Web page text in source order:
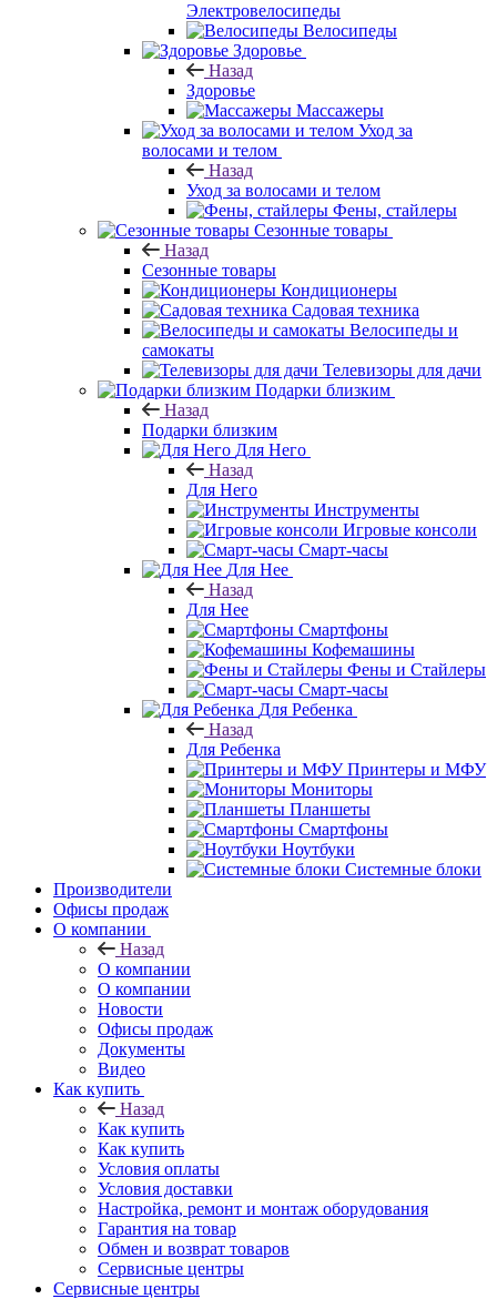
Электровелосипеды
Велосипеды
Здоровье
Назад
Здоровье
Массажеры
Уход за
волосами и телом
Назад
Уход за волосами и телом
Фены, стайлеры
Сезонные товары
Назад
Сезонные товары
Кондиционеры
Садовая техника
Велосипеды и
самокаты
Телевизоры для дачи
Подарки близким
Назад
Подарки близким
Для Него
Назад
Для Него
Инструменты
Игровые консоли
Смарт-часы
Для Нее
Назад
Для Нее
Смартфоны
Кофемашины
Фены и Стайлеры
Смарт-часы
Для Ребенка
Назад
Для Ребенка
Принтеры и МФУ
Мониторы
Планшеты
Смартфоны
Ноутбуки
Системные блоки
Производители
Офисы продаж
О компании
Назад
О компании
О компании
Новости
Офисы продаж
Документы
Видео
Как купить
Назад
Как купить
Как купить
Условия оплаты
Условия доставки
Настройка, ремонт и монтаж оборудования
Гарантия на товар
Обмен и возврат товаров
Сервисные центры
Сервисные центры